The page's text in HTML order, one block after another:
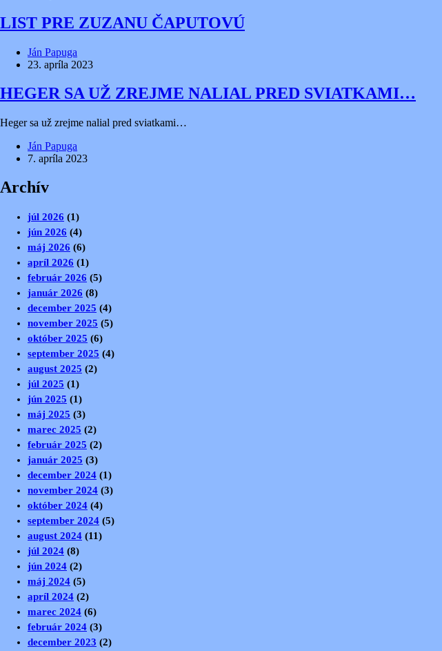
LIST PRE ZUZANU ČAPUTOVÚ
Ján Papuga
23. apríla 2023
HEGER SA UŽ ZREJME NALIAL PRED SVIATKAMI…
Heger sa už zrejme nalial pred sviatkami…
Ján Papuga
7. apríla 2023
Archív
júl 2026 (1)
jún 2026 (4)
máj 2026 (6)
apríl 2026 (1)
február 2026 (5)
január 2026 (8)
december 2025 (4)
november 2025 (5)
október 2025 (6)
september 2025 (4)
august 2025 (2)
júl 2025 (1)
jún 2025 (1)
máj 2025 (3)
marec 2025 (2)
február 2025 (2)
január 2025 (3)
december 2024 (1)
november 2024 (3)
október 2024 (4)
september 2024 (5)
august 2024 (11)
júl 2024 (8)
jún 2024 (2)
máj 2024 (5)
apríl 2024 (2)
marec 2024 (6)
február 2024 (3)
december 2023 (2)